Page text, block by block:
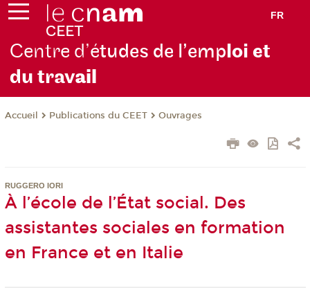
FR
Centre d’études de l’emploi et
du travail
Accueil Publications du CEET Ouvrages
RUGGERO IORI
À l’école de l’État social. Des
assistantes sociales en formation
en France et en Italie